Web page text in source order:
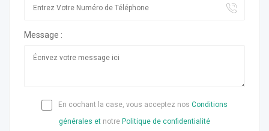
Message :
En cochant la case, vous acceptez nos Conditions
générales et notre Politique de confidentialité